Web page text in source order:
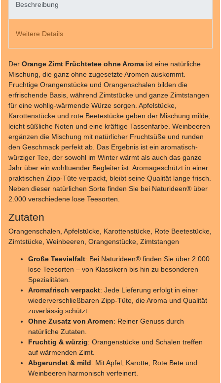
Beschreibung
Weitere Details
Der Orange Zimt Früchtetee ohne Aroma ist eine natürliche
Mischung, die ganz ohne zugesetzte Aromen auskommt.
Fruchtige Orangenstücke und Orangenschalen bilden die
erfrischende Basis, während Zimtstücke und ganze Zimtstangen
für eine wohlig-wärmende Würze sorgen. Apfelstücke,
Karottenstücke und rote Beetestücke geben der Mischung milde,
leicht süßliche Noten und eine kräftige Tassenfarbe. Weinbeeren
ergänzen die Mischung mit natürlicher Fruchtsüße und runden
den Geschmack perfekt ab. Das Ergebnis ist ein aromatisch-
würziger Tee, der sowohl im Winter wärmt als auch das ganze
Jahr über ein wohltuender Begleiter ist. Aromageschützt in einer
praktischen Zipp-Tüte verpackt, bleibt seine Qualität lange frisch.
Neben dieser natürlichen Sorte finden Sie bei Naturideen® über
2.000 verschiedene lose Teesorten.
Zutaten
Orangenschalen, Apfelstücke, Karottenstücke, Rote Beetestücke,
Zimtstücke, Weinbeeren, Orangenstücke, Zimtstangen
Große Teevielfalt: Bei Naturideen® finden Sie über 2.000
lose Teesorten – von Klassikern bis hin zu besonderen
Spezialitäten.
Aromafrisch verpackt: Jede Lieferung erfolgt in einer
wiederverschließbaren Zipp-Tüte, die Aroma und Qualität
zuverlässig schützt.
Ohne Zusatz von Aromen: Reiner Genuss durch
natürliche Zutaten.
Fruchtig & würzig: Orangenstücke und Schalen treffen
auf wärmenden Zimt.
Abgerundet & mild: Mit Apfel, Karotte, Rote Bete und
Weinbeeren harmonisch verfeinert.